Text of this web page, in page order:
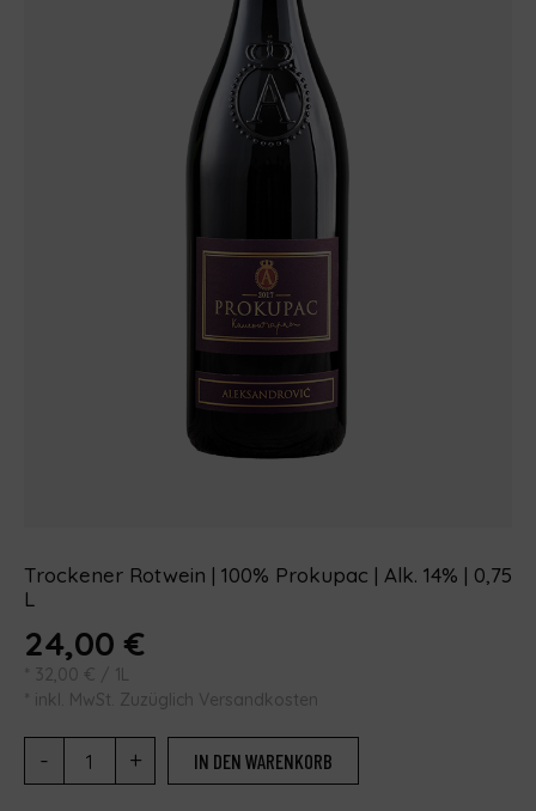
Trockener Rotwein | 100% Prokupac | Alk. 14% | 0,75
L
24,00€
* 32,00 € / 1L
* inkl. MwSt. Zuzüglich Versandkosten
- + IN DEN WARENKORB